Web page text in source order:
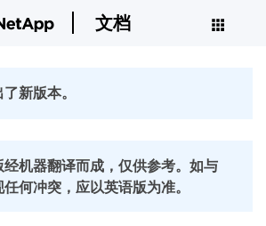
文档
新版本。
经机器翻译而成，仅供参考。如与
何冲突，应以英语版为准。